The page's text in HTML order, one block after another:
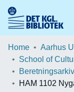
Communities &
Statistics
Home Aarhus